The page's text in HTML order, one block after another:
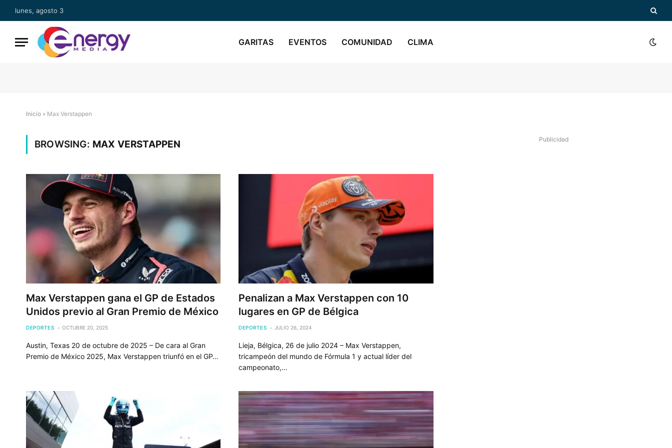
lunes, agosto 3
GARITAS EVENTOS COMUNIDAD CLIMA
Inicio » Max Verstappen
BROWSING: MAX VERSTAPPEN
Max Verstappen gana el GP de Estados
Unidos previo al Gran Premio de México
DEPORTES OCTUBRE 20, 2025
Austin, Texas 20 de octubre de 2025 – De cara al Gran
Premio de México 2025, Max Verstappen triunfó en el GP…
Penalizan a Max Verstappen con 10
lugares en GP de Bélgica
DEPORTES JULIO 26, 2024
Lieja, Bélgica, 26 de julio 2024 – Max Verstappen,
tricampeón del mundo de Fórmula 1 y actual líder del
campeonato,…
Publicidad